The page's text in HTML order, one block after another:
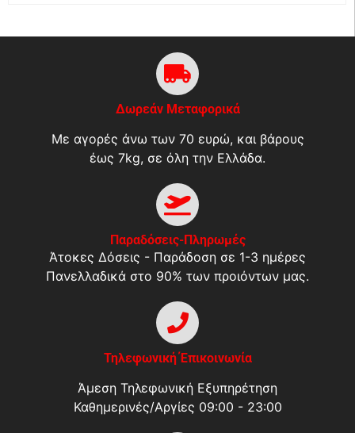
Δωρεάν Μεταφορικά
Με αγορές άνω των 70 ευρώ, και βάρους
έως 7kg, σε όλη την Ελλάδα.
Παραδόσεις-Πληρωμές
Άτοκες Δόσεις - Παράδοση σε 1-3 ημέρες
Πανελλαδικά στο 90% των προιόντων μας.
Τηλεφωνική Έπικοινωνία
Άμεση Τηλεφωνική Εξυπηρέτηση
Καθημερινές/Αργίες 09:00 - 23:00